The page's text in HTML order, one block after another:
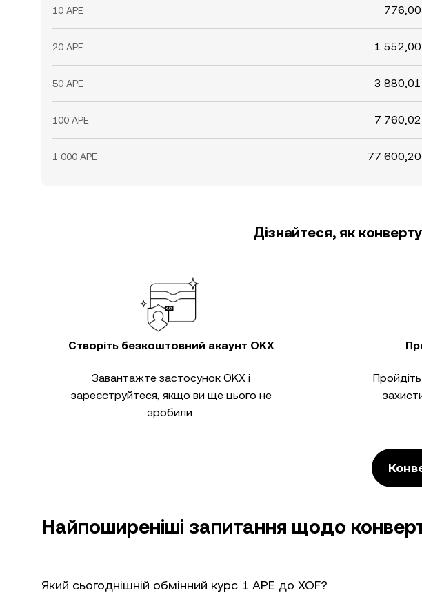
10 APE 776,00
20 APE 1 552,00
50 APE 3 880,01
100 APE 7 760,02
1 000 APE 77 600,20
Дізнайтеся, як
Створіть безкоштовний акаунт OKX
Завантажте застосунок OKX і
зареєструйтеся, якщо ви ще цього не
зробили.
Пройдіть
Найпоширеніші запитання щодо
Який сьогоднішній обмінний курс 1 APE до XOF?